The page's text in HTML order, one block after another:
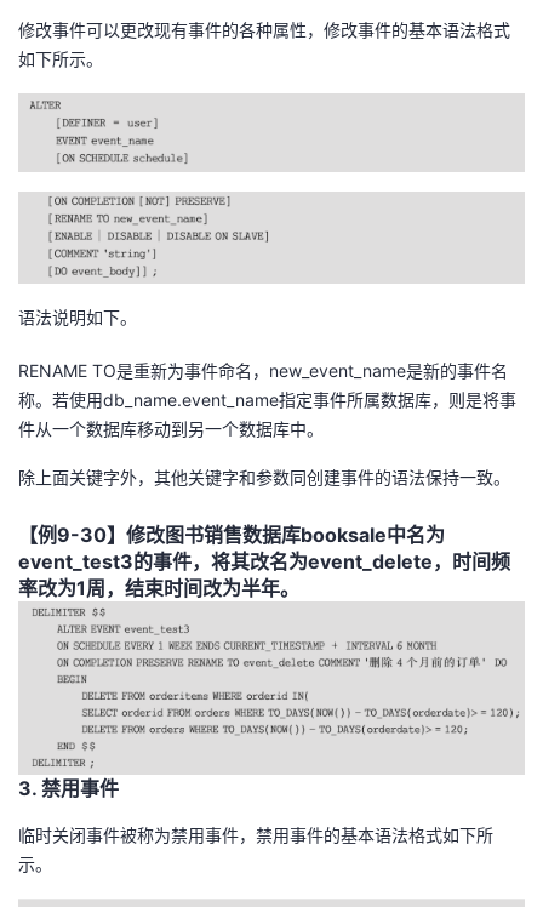
修改事件可以更改现有事件的各种属性，修改事件的基本语法格式
如下所示。
语法说明如下。
RENAME TO是重新为事件命名，new_event_name是新的事件名
称。若使用db_name.event_name指定事件所属数据库，则是将事
件从一个数据库移动到另一个数据库中。
除上面关键字外，其他关键字和参数同创建事件的语法保持一致。
【例9-30】修改图书销售数据库booksale中名为
event_test3的事件，将其改名为event_delete，时间频
率改为1周，结束时间改为半年。
3. 禁用事件
临时关闭事件被称为禁用事件，禁用事件的基本语法格式如下所
示。